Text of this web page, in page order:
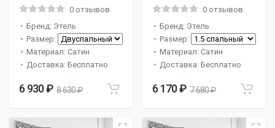
0 отзывов
Бренд: Этель
Размер:
Материал: Сатин
Доставка: Бесплатно
6 930 ₽ 8 630 ₽
0 отзывов
Бренд: Этель
Размер:
Материал: Сатин
Доставка: Бесплатно
6 170 ₽ 7 680 ₽